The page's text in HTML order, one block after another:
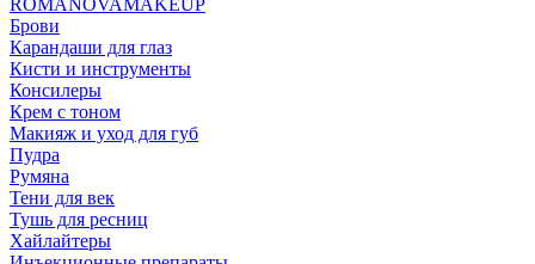
ROMANOVAMAKEUP
Брови
Карандаши для глаз
Кисти и инструменты
Консилеры
Крем с тоном
Макияж и уход для губ
Пудра
Румяна
Тени для век
Тушь для ресниц
Хайлайтеры